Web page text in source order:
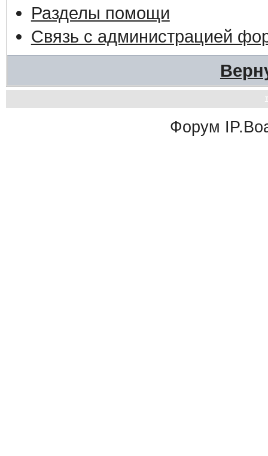
Разделы помощи
Связь с администрацией
Форум